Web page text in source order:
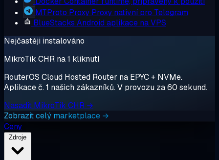
MTProto Proxy Proxy nativní pro Telegram
BlueStacks Android aplikace na VPS
Nejčastěji instalováno
MikroTik CHR na 1 kliknutí
RouterOS Cloud Hosted Router na EPYC + NVMe.
Aplikace č. 1 našich zákazníků. V provozu za 60 sekund.
Nasadit MikroTik CHR →
Zobrazit celý marketplace →
Ceny